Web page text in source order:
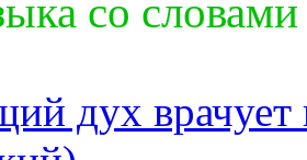
со словами
дух